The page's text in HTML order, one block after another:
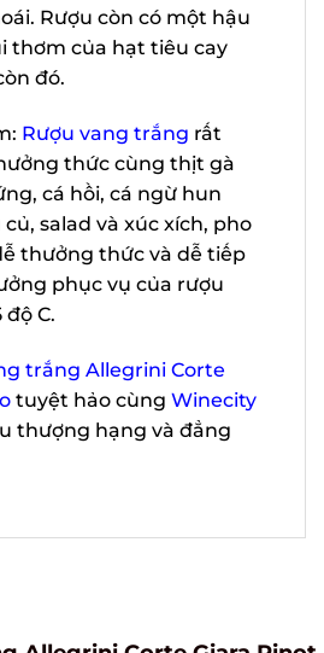
sảng khoái. Rượu còn
dài với mùi thơm của
dư vị mãi còn đó.
Rượu vang trắng rất
thức cùng thịt gà
cá hồi, cá ngừ hun
salad và xúc xích,
dễ thưởng thức và dễ
lí tưởng phục vụ của
15 độ C.
trắng Allegrini Corte
tuyệt hảo cùng
phố rượu thượng hạng
Allegrini Corte Giara